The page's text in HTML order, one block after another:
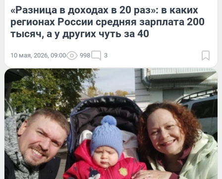
«Разница в доходах в 20 раз»: в каких
регионах России средняя зарплата 200
тысяч, а у других чуть за 40
10 мая, 2026, 09:00 998 3